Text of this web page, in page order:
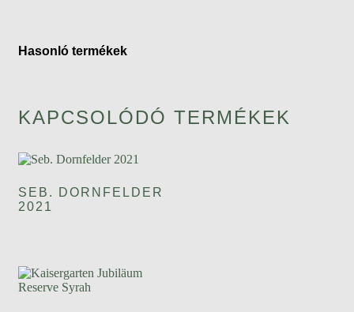
Hasonló termékek
KAPCSOLÓDÓ TERMÉKEK
SEB. DORNFELDER
2021